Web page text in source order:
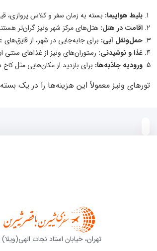
بلیط هواپیما: بسته به زمان سفر و کلاس پروازی،
اقامت در هتل: هتل‌های مرکز شهر ونیز گران‌تر
حمل‌ونقل آبی: برای جابه‌جایی در شهر، از
غذا و نوشیدنی: رستوران‌های ونیز از غذاهای سنتی
ورودیه جاذبه‌ها: برای بازدید از مکان‌هایی مثل
تورهای ونیز معمولاً این هزینه‌ها را در یک
تهران، خیابان استاد نجات الهی(ویلا)